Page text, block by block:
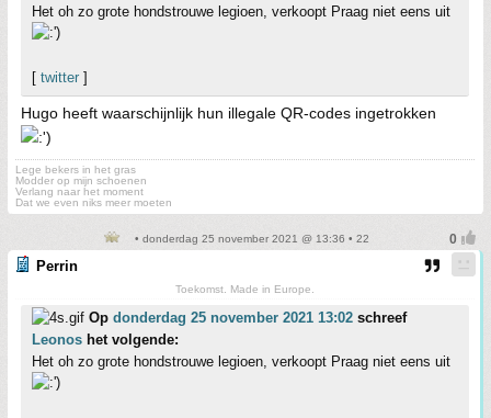
Het oh zo grote hondstrouwe legioen, verkoopt Praag niet eens uit
[ twitter ]
Hugo heeft waarschijnlijk hun illegale QR-codes ingetrokken
Lege bekers in het gras
Modder op mijn schoenen
Verlang naar het moment
Dat we even niks meer moeten
• donderdag 25 november 2021 @ 13:36 • 22
Perrin
Toekomst. Made in Europe.
Op donderdag 25 november 2021 13:02 schreef
Leonos het volgende:
Het oh zo grote hondstrouwe legioen, verkoopt Praag niet eens uit